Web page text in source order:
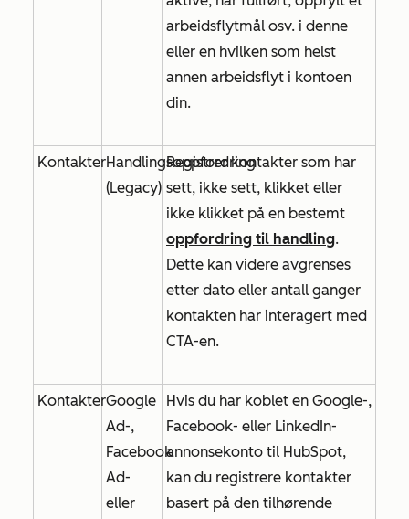
arbeidsflytmål osv. i denne
eller en hvilken som helst
annen arbeidsflyt i kontoen
din.
KontakterHandlingsoppfordring
(Legacy)
Registrer kontakter som har
sett, ikke sett, klikket eller
ikke klikket på en bestemt
oppfordring til handling.
Dette kan videre avgrenses
etter dato eller antall ganger
kontakten har interagert med
CTA-en.
KontakterGoogle
Ad-,
Facebook
Ad-
eller
Hvis du har koblet en Google-,
Facebook- eller LinkedIn-
annonsekonto til HubSpot,
kan du registrere kontakter
basert på den tilhørende